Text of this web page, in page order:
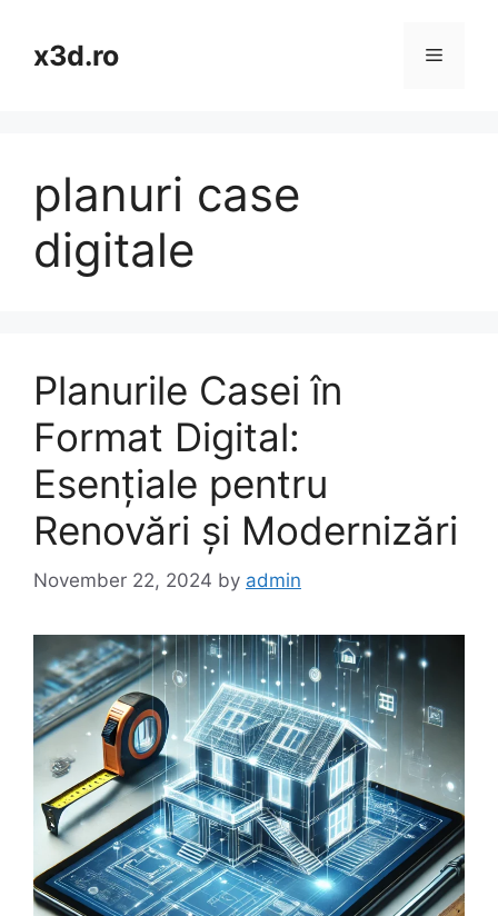
contentx3d.ro Menu
planuri case
digitale
Planurile Casei în
Format Digital:
Esențiale pentru
Renovări și Modernizări
November 22, 2024 by admin